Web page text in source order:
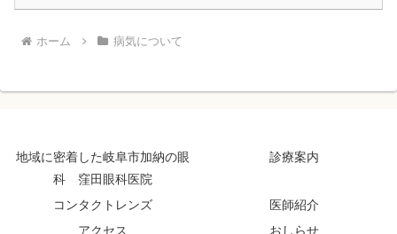
ホーム 病気について
地域に密着した岐阜市加納の眼
科 窪田眼科医院
診療案内
コンタクトレンズ
医師紹介
アクセス
おしらせ